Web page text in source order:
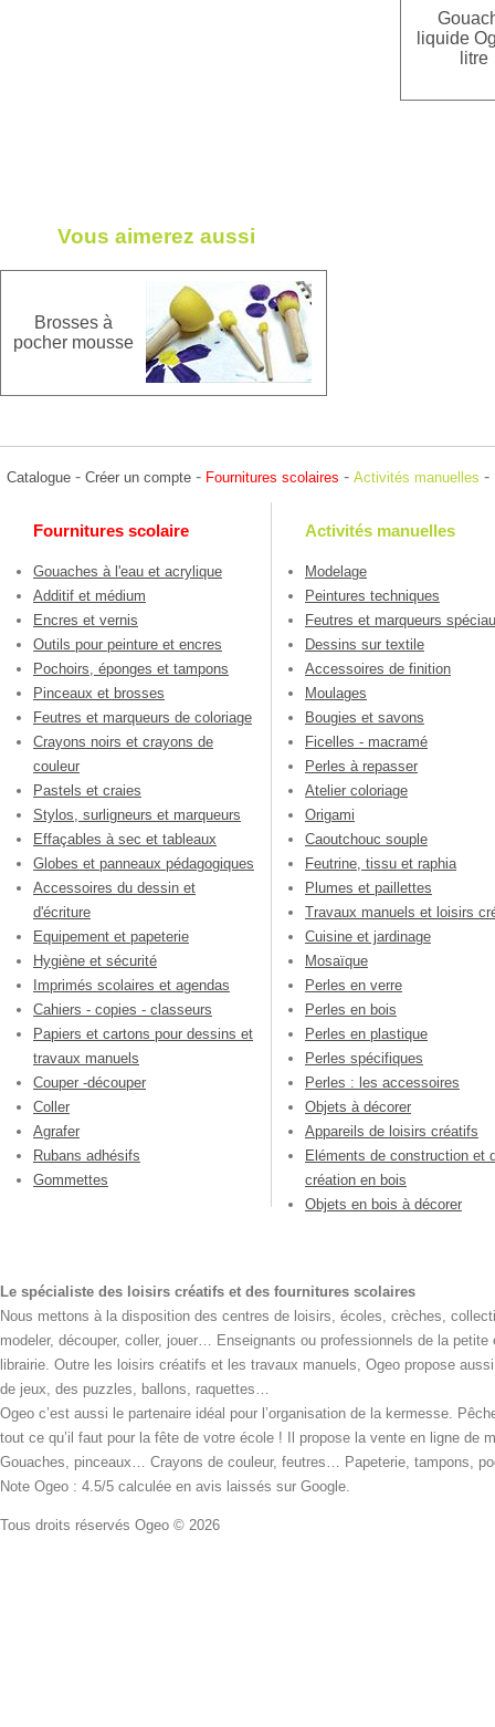
liquide
litre
Vous aimerez aussi
Brosses à
pocher mousse
Catalogue - Créer un compte - Fournitures scolaires - Activités manuelles -
Fournitures scolaire
Gouaches à l'eau et acrylique
Additif et médium
Encres et vernis
Outils pour peinture et encres
Pochoirs, éponges et tampons
Pinceaux et brosses
Feutres et marqueurs de coloriage
Crayons noirs et crayons de
couleur
Pastels et craies
Stylos, surligneurs et marqueurs
Effaçables à sec et tableaux
Globes et panneaux pédagogiques
Accessoires du dessin et
d'écriture
Equipement et papeterie
Hygiène et sécurité
Imprimés scolaires et agendas
Cahiers - copies - classeurs
Papiers et cartons pour dessins et
travaux manuels
Couper -découper
Coller
Agrafer
Rubans adhésifs
Gommettes
Activités manuelles
Modelage
Peintures techniques
Feutres et marqueurs
Dessins sur textile
Accessoires de finition
Moulages
Bougies et savons
Ficelles - macramé
Perles à repasser
Atelier coloriage
Origami
Caoutchouc souple
Feutrine, tissu et raphia
Plumes et paillettes
Travaux manuels et loisirs
Cuisine et jardinage
Mosaïque
Perles en verre
Perles en bois
Perles en plastique
Perles spécifiques
Perles : les accessoires
Objets à décorer
Appareils de loisirs créatifs
Eléments de construction et
création en bois
Objets en bois à décorer
Le spécialiste des loisirs créatifs et des fournitures scolaires
Nous mettons à la disposition des centres de loisirs, écoles, crèches,
modeler, découper, coller, jouer… Enseignants ou professionnels de la
librairie. Outre les loisirs créatifs et les travaux manuels, Ogeo propose
de jeux, des puzzles, ballons, raquettes…
Ogeo c’est aussi le partenaire idéal pour l’organisation de la kermesse.
tout ce qu’il faut pour la fête de votre école ! Il propose la vente en ligne
Gouaches, pinceaux… Crayons de couleur, feutres… Papeterie, tampons,
Note Ogeo : 4.5/5 calculée en avis laissés sur Google.
Tous droits réservés Ogeo © 2026